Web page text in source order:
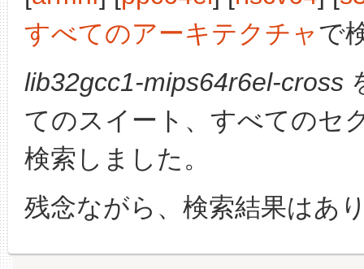
すべてのアーキテクチャで
lib32gcc1-mips64r6el-cross
てのスイート、すべてのセ
検索しました。
残念ながら、検索結果はあ